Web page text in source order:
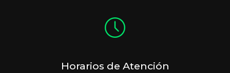
Horarios de Atención